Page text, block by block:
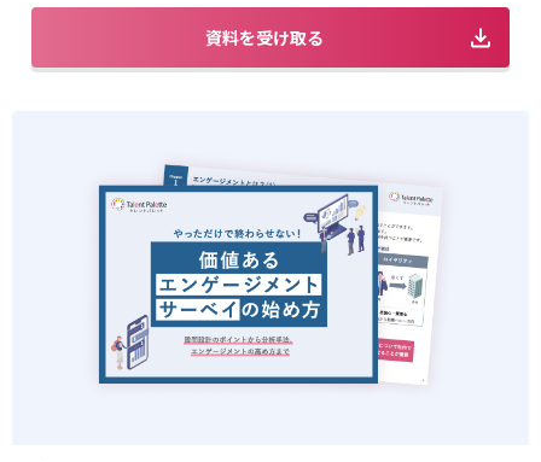
資料を受け取る